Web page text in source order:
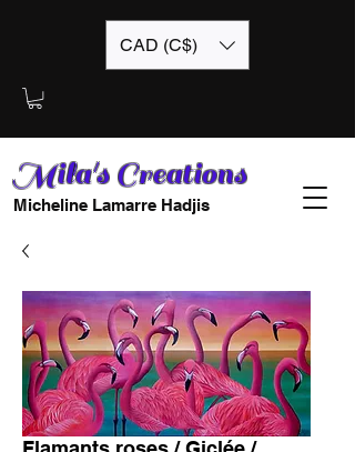
CAD (C$)
Mila's Creations
Micheline Lamarre Hadjis